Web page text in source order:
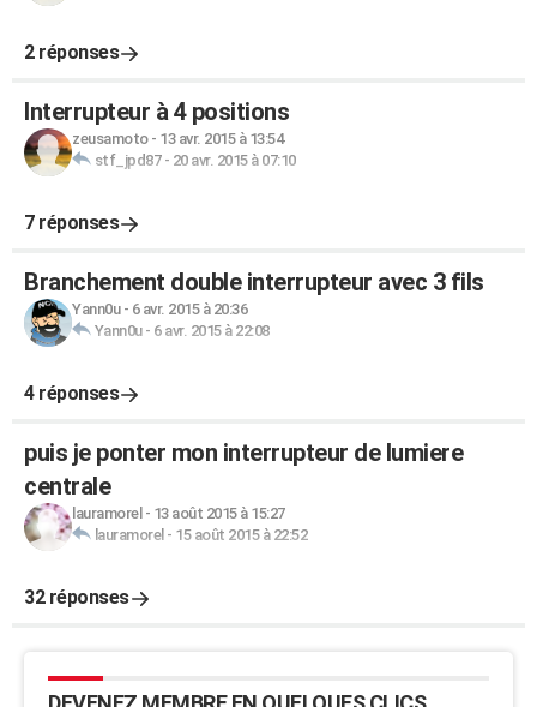
2 réponses
Interrupteur à 4 positions
zeusamoto- 13 avr. 2015 à 13:54
stf_jpd87- 20 avr. 2015 à 07:10
7 réponses
Branchement double interrupteur avec 3 fils
Yann0u- 6 avr. 2015 à 20:36
Yann0u- 6 avr. 2015 à 22:08
4 réponses
puis je ponter mon interrupteur de lumiere
centrale
lauramorel - 13 août 2015 à 15:27
lauramorel - 15 août 2015 à 22:52
32 réponses